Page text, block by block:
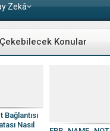
Zekâ
Konular
Bağlantısı
Nasıl